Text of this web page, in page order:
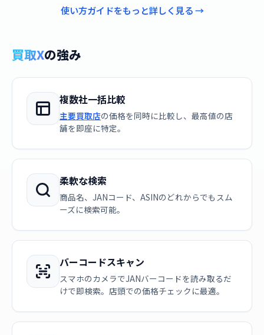
使い方ガイドをもっと詳しく見る →
買取Xの強み
複数社一括比較
主要買取店の価格を同時に比較し、最高値の店
舗を即座に特定。
柔軟な検索
商品名、JANコード、ASINのどれからでもスム
ーズに検索可能。
バーコードスキャン
スマホのカメラでJANバーコードを読み取るだ
けで即検索。店頭での価格チェックに最適。